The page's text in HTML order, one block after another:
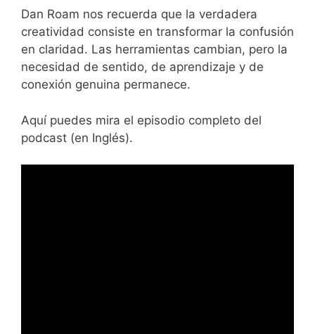
Dan Roam nos recuerda que la verdadera
creatividad consiste en transformar la confusión
en claridad. Las herramientas cambian, pero la
necesidad de sentido, de aprendizaje y de
conexión genuina permanece.
Aquí puedes mira el episodio completo del
podcast (en Inglés).